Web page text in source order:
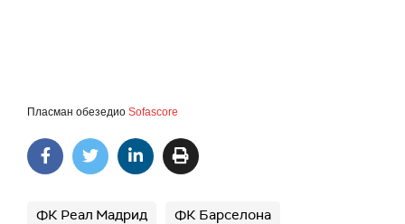
Пласман обезедио Sofascore
ФК Реал Мадрид ФК Барселона